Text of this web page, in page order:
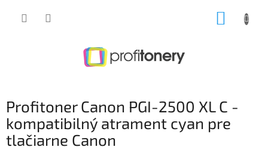
Profitoner Canon PGI-2500 XL C -
kompatibilný atrament cyan pre
tlačiarne Canon